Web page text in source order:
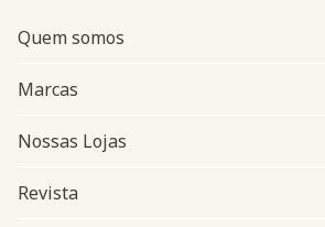
Quem somos
Marcas
Nossas Lojas
Revista